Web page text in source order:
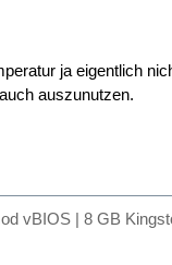
ja eigentlich
auszunutzen.
vBIOS | 8 GB